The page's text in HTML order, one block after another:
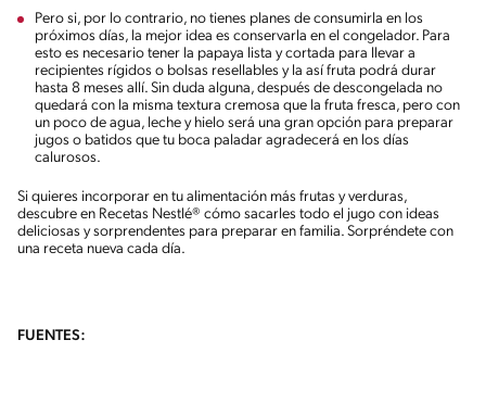
Pero si, por lo contrario, no tienes planes de consumirla en los
próximos días, la mejor idea es conservarla en el congelador. Para
esto es necesario tener la papaya lista y cortada para llevar a
recipientes rígidos o bolsas resellables y la así fruta podrá durar
hasta 8 meses allí. Sin duda alguna, después de descongelada no
quedará con la misma textura cremosa que la fruta fresca, pero con
un poco de agua, leche y hielo será una gran opción para preparar
jugos o batidos que tu boca paladar agradecerá en los días
calurosos.
Si quieres incorporar en tu alimentación más frutas y verduras,
descubre en Recetas Nestlé® cómo sacarles todo el jugo con ideas
deliciosas y sorprendentes para preparar en familia. Sorpréndete con
una receta nueva cada día.
FUENTES: